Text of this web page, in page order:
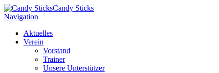
Candy Sticks
Navigation
Aktuelles
Verein
Vorstand
Trainer
Unsere Unterstützer